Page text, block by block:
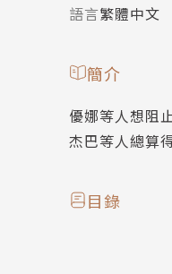
語言繁體中文
簡介
優娜等人想阻
杰巴等人總算
目錄